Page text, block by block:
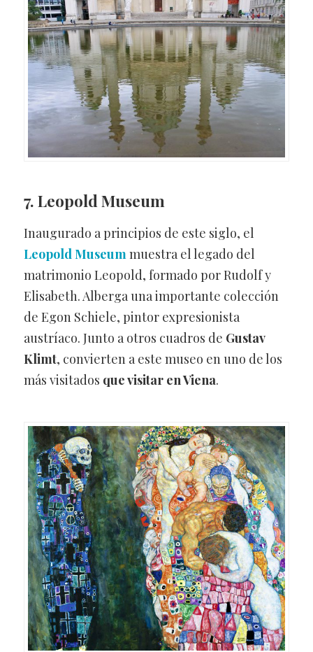
7. Leopold Museum
Inaugurado a principios de este siglo, el
Leopold Museummuestra el legado del
matrimonio Leopold, formado por Rudolf y
Elisabeth. Alberga una importante colección
de Egon Schiele, pintor expresionista
austríaco. Junto a otros cuadros de Gustav
Klimt, convierten a este museo en uno de los
más visitados que visitar en Viena.